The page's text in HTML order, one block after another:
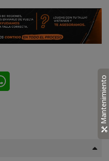
Mantenimiento